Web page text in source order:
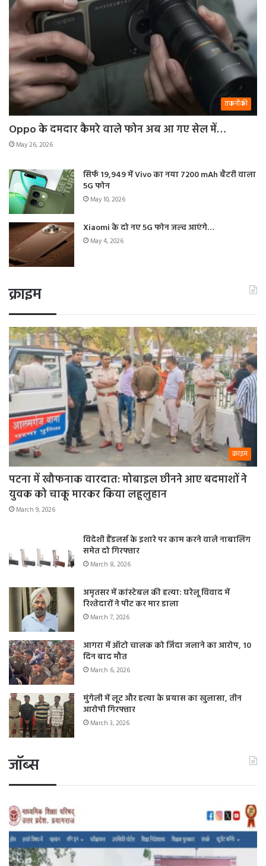
तकनीकी
Oppo के दमदार कैमरे वाले फोन अब आ गए सेल में…
May 26, 2026
सिर्फ 19,949 में Vivo का नया 7200 mAh बैटरी वाला
5G फोन
May 10, 2026
Xiaomi के दो नए 5G फोन जल्द आएंगे…
May 4, 2026
क्राइम
क्राइम
पटना में खौफनाक वारदात: मोबाइल छीनने आए बदमाशों ने
युवक को चाकू मारकर किया लहूलुहान
March 9, 2026
विदेशी हैंडलर्स के इशारे पर काम करने वाले नाबालिग
समेत दो गिरफ्तार
March 8, 2026
अमृतसर में कांस्टेबल की हत्या: घरेलू विवाद में
रिश्तेदारों ने पीट कर मार डाला
March 7, 2026
आगरा में ऑटो चालक को जिंदा जलाने का आरोप, 10
दिन बाद मौत
March 6, 2026
मुंगेली में लूट और हत्या के प्रयास का खुलासा, तीन
आरोपी गिरफ्तार
March 3, 2026
जॉब्स